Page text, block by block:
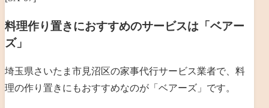
料理作り置きにおすすめのサービスは「ベアー
ズ」
埼玉県さいたま市見沼区の家事代行サービス業者で、料
理の作り置きにもおすすめなのが「ベアーズ」です。